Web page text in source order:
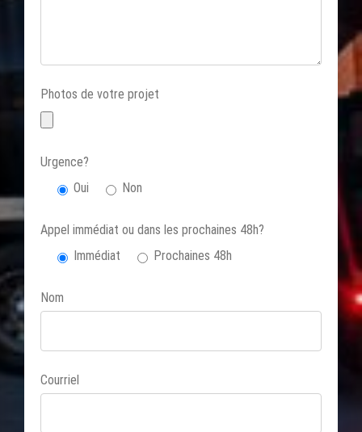
Photos de votre projet
Urgence?
Oui
Non
Appel immédiat ou dans les prochaines 48h?
Immédiat
Prochaines 48h
Nom
Courriel